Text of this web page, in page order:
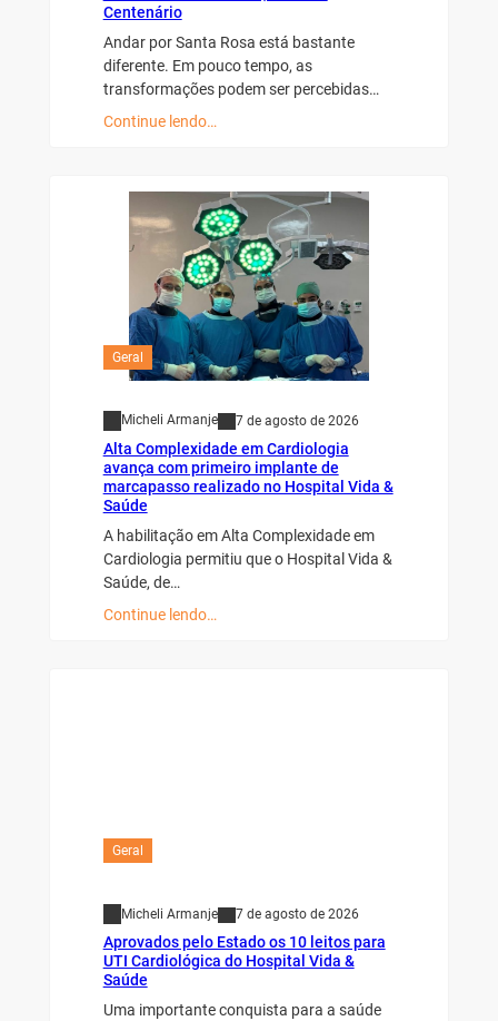
Centenário
Andar por Santa Rosa está bastante
diferente. Em pouco tempo, as
transformações podem ser percebidas…
Continue lendo…
Geral
Micheli Armanje 7 de agosto de 2026
Alta Complexidade em Cardiologia
avança com primeiro implante de
marcapasso realizado no Hospital Vida &
Saúde
A habilitação em Alta Complexidade em
Cardiologia permitiu que o Hospital Vida &
Saúde, de…
Continue lendo…
Geral
Micheli Armanje 7 de agosto de 2026
Aprovados pelo Estado os 10 leitos para
UTI Cardiológica do Hospital Vida &
Saúde
Uma importante conquista para a saúde